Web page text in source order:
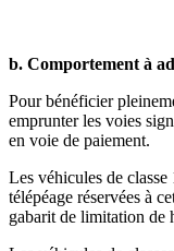
b. Comportement à
Pour bénéficier
emprunter les voies
en voie de paiement.
Les véhicules de
télépéage réservées à
gabarit de limitation de